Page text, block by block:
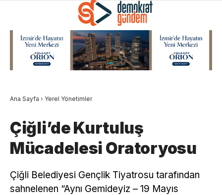
Ana Sayfa › Yerel Yönetimler
Çiğli’de Kurtuluş
Mücadelesi Oratoryosu
Çiğli Belediyesi Gençlik Tiyatrosu tarafından
sahnelenen “Aynı Gemideyiz – 19 Mayıs